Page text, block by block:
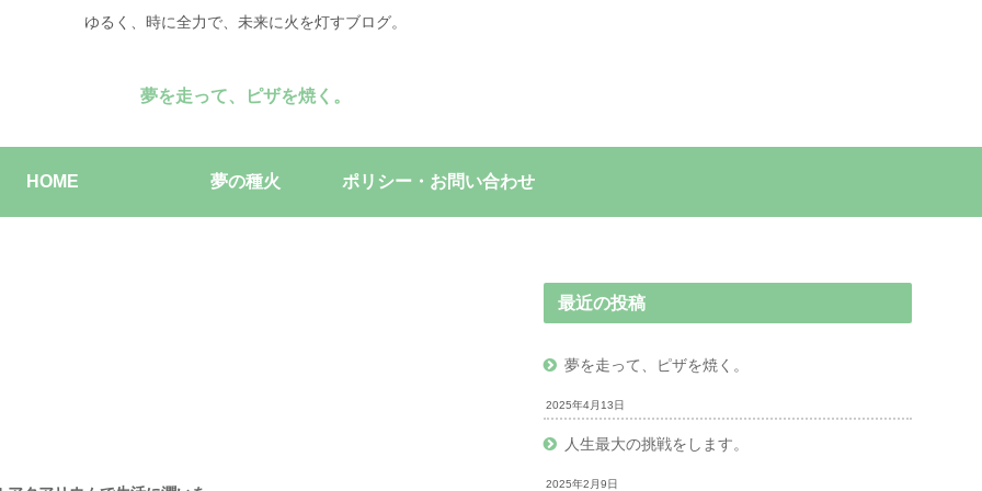
ゆるく、時に全力で、未来に火を灯すブログ。
夢を走って、ピザを焼く。
HOME 夢の種火 ポリシー・お問い合わせ
最近の投稿
夢を走って、ピザを焼く。
2025年4月13日
人生最大の挑戦をします。
2025年2月9日